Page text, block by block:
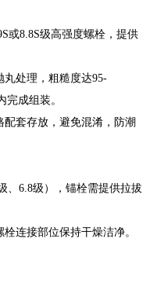
8.8S级高强度螺栓，提供
处理，粗糙度达95-
完成组装。
套存放，避免混淆，防潮
6.8级），锚栓需提供拉拔
连接部位保持干燥洁净。